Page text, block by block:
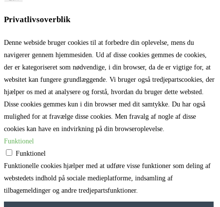
Privatlivsoverblik
Denne webside bruger cookies til at forbedre din oplevelse, mens du
navigerer gennem hjemmesiden. Ud af disse cookies gemmes de cookies,
der er kategoriseret som nødvendige, i din browser, da de er vigtige for, at
websitet kan fungere grundlæggende. Vi bruger også tredjepartscookies, der
hjælper os med at analysere og forstå, hvordan du bruger dette websted.
Disse cookies gemmes kun i din browser med dit samtykke. Du har også
mulighed for at fravælge disse cookies. Men fravalg af nogle af disse
cookies kan have en indvirkning på din browseroplevelse.
Funktionel
Funktionel
Funktionelle cookies hjælper med at udføre visse funktioner som deling af
webstedets indhold på sociale medieplatforme, indsamling af
tilbagemeldinger og andre tredjepartsfunktioner.